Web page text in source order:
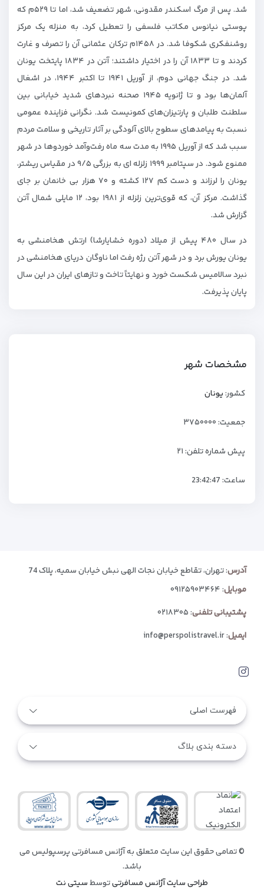
شد. پس از مرگ اسکندر مقدونی، شهر تضعیف شد، اما تا ۵۲۹م که
پوستی نیانوس مکاتب فلسفی را تعطیل کرد، به منزله یک مرکز
روشنفکری شکوفا شد. در ۱۴۵۸م ترکان عثمانی آن را تصرف و غارت
کردند و تا ۱۸۳۳ آن را در اختیار داشتند؛ آتن در ۱۸۳۴ پایتخت یونان
شد. در جنگ جهانی دوم، از آوریل ۱۹۴۱ تا اکتبر ۱۹۴۴، در اشغال
آلمان‌ها بود و تا ژانویه ۱۹۴۵ صحنه نبردهای شدید خیابانی بین
سلطنت طلبان و پارتیزان‌های کمونیست شد. نگرانی فزاینده عمومی
نسبت به پیامدهای سطوح بالای آلودگی بر آثار تاریخی و سلامت مردم
سبب شد که از آوریل ۱۹۹۵ به مدت سه ماه رفت‌وآمد خوردوها در شهر
ممنوع شود. در سپتامبر ۱۹۹۹ زلزله ای به بزرگی ۹/۵ در مقیاس ریشتر،
یونان را لرزاند و دست کم ۱۲۷ کشته و ۷۰ هزار بی خانمان بر جای
گذاشت. مرکز آن، که قوی‌ترین زلزله از ۱۹۸۱ بود، ۱۲ مایلی شمال آتن
گزارش شد.
در سال ۴۸۰ پیش از میلاد (دوره خشایارشا) ارتش هخامنشی به
یونان یورش برد و در شهر آتن رژه رفت اما ناوگان دریای هخامنشی در
نبرد سالامیس شکست خورد و نهایتاً تاخت و تازهای ایران در این سال
پایان پذیرفت.
مشخصات شهر
کشور:یونان
جمعیت: ۳۷۵۰۰۰۰
پیش شماره تلفن: ۲۱
ساعت:23:42:48
آدرس: تهران، تقاطع خیابان نجات الهی نبش خیابان سمیه، پلاک 74
موبایل:۰۹۱۲۵۹۰۳۴۶۴
پشتیبانی تلفنی:۰۲۱۸۳۰۵
ایمیل:
info@perspolistravel.ir
فهرست اصلی
دسته بندی بلاگ
© تمامی حقوق این سایت متعلق به آژانس مسافرتی پرسپولیس می
باشد.
طراحی سایت آژانس مسافرتیتوسطسیتی نت